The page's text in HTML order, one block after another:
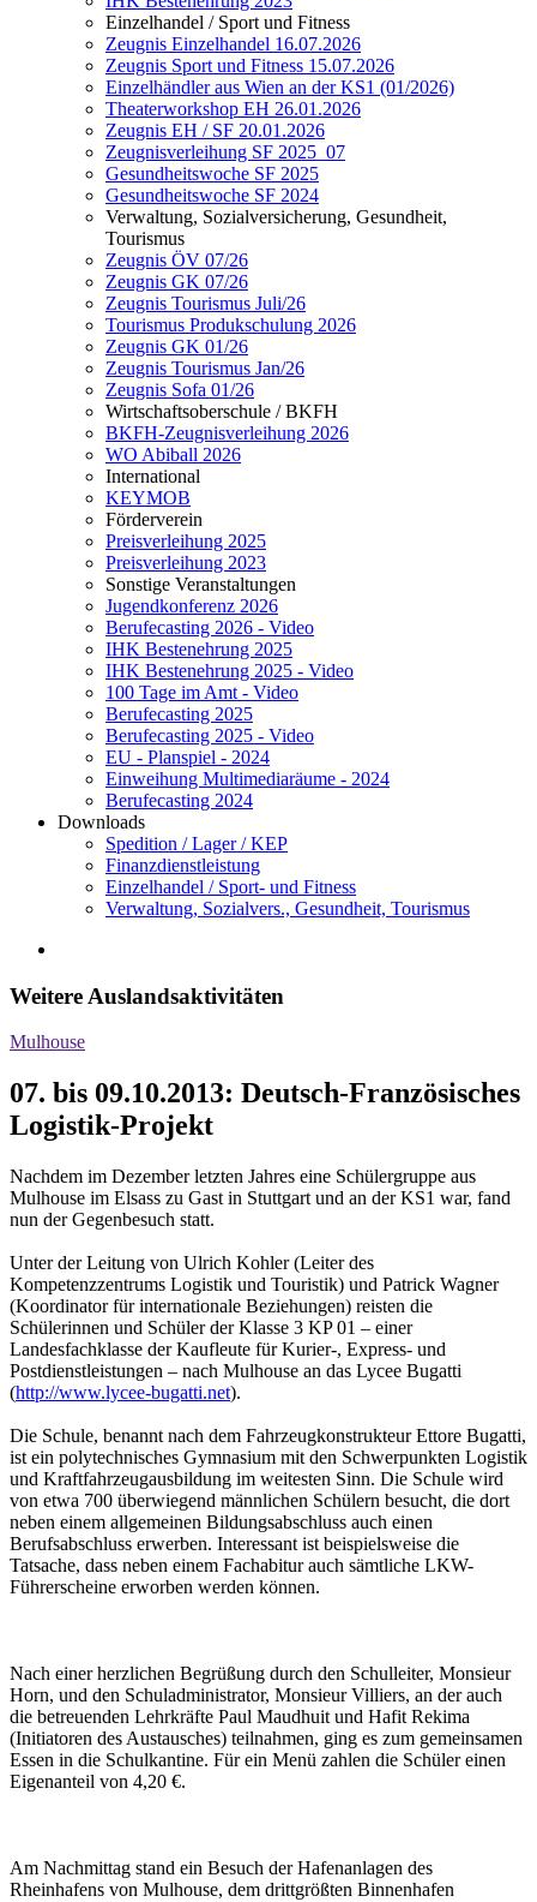
Einzelhandel / Sport und Fitness
Zeugnis Einzelhandel 16.07.2026
Zeugnis Sport und Fitness 15.07.2026
Einzelhändler aus Wien an der KS1 (01/2026)
Theaterworkshop EH 26.01.2026
Zeugnis EH / SF 20.01.2026
Zeugnisverleihung SF 2025_07
Gesundheitswoche SF 2025
Gesundheitswoche SF 2024
Verwaltung, Sozialversicherung, Gesundheit,
Tourismus
Zeugnis ÖV 07/26
Zeugnis GK 07/26
Zeugnis Tourismus Juli/26
Tourismus Produkschulung 2026
Zeugnis GK 01/26
Zeugnis Tourismus Jan/26
Zeugnis Sofa 01/26
Wirtschaftsoberschule / BKFH
BKFH-Zeugnisverleihung 2026
WO Abiball 2026
International
KEYMOB
Förderverein
Preisverleihung 2025
Preisverleihung 2023
Sonstige Veranstaltungen
Jugendkonferenz 2026
Berufecasting 2026 - Video
IHK Bestenehrung 2025
IHK Bestenehrung 2025 - Video
100 Tage im Amt - Video
Berufecasting 2025
Berufecasting 2025 - Video
EU - Planspiel - 2024
Einweihung Multimediaräume - 2024
Berufecasting 2024
Downloads
Spedition / Lager / KEP
Finanzdienstleistung
Einzelhandel / Sport- und Fitness
Verwaltung, Sozialvers., Gesundheit, Tourismus
Weitere Auslandsaktivitäten
Mulhouse
07. bis 09.10.2013: Deutsch-Französisches
Logistik-Projekt
Nachdem im Dezember letzten Jahres eine Schülergruppe aus
Mulhouse im Elsass zu Gast in Stuttgart und an der KS1 war, fand
nun der Gegenbesuch statt.
Unter der Leitung von Ulrich Kohler (Leiter des
Kompetenzzentrums Logistik und Touristik) und Patrick Wagner
(Koordinator für internationale Beziehungen) reisten die
Schülerinnen und Schüler der Klasse 3 KP 01 – einer
Landesfachklasse der Kaufleute für Kurier-, Express- und
Postdienstleistungen – nach Mulhouse an das Lycee Bugatti
(http://www.lycee-bugatti.net).
Die Schule, benannt nach dem Fahrzeugkonstrukteur Ettore Bugatti,
ist ein polytechnisches Gymnasium mit den Schwerpunkten Logistik
und Kraftfahrzeugausbildung im weitesten Sinn. Die Schule wird
von etwa 700 überwiegend männlichen Schülern besucht, die dort
neben einem allgemeinen Bildungsabschluss auch einen
Berufsabschluss erwerben. Interessant ist beispielsweise die
Tatsache, dass neben einem Fachabitur auch sämtliche LKW-
Führerscheine erworben werden können.
Nach einer herzlichen Begrüßung durch den Schulleiter, Monsieur
Horn, und den Schuladministrator, Monsieur Villiers, an der auch
die betreuenden Lehrkräfte Paul Maudhuit und Hafit Rekima
(Initiatoren des Austausches) teilnahmen, ging es zum gemeinsamen
Essen in die Schulkantine. Für ein Menü zahlen die Schüler einen
Eigenanteil von 4,20 €.
Am Nachmittag stand ein Besuch der Hafenanlagen des
Rheinhafens von Mulhouse, dem drittgrößten Binnenhafen